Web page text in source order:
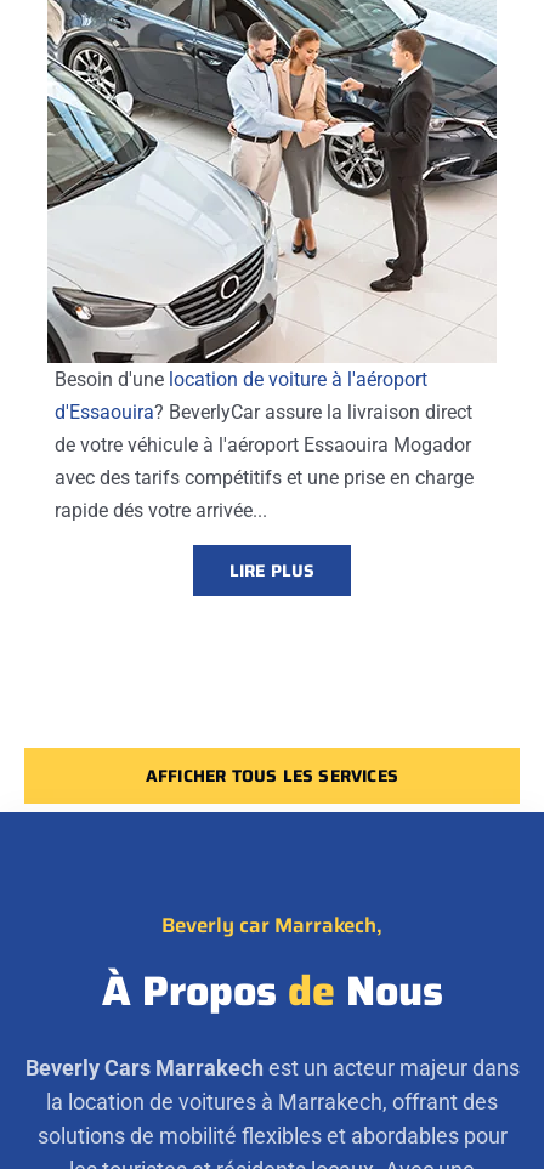
Besoin d'une location de voiture à l'aéroport
d'Essaouira? BeverlyCar assure la livraison direct
de votre véhicule à l'aéroport Essaouira Mogador
avec des tarifs compétitifs et une prise en charge
rapide dés votre arrivée...
LIRE PLUS
AFFICHER TOUS LES SERVICES
Beverly car Marrakech,
À Propos de Nous
Beverly Cars Marrakechest un acteur majeur dans
la location de voitures à Marrakech, offrant des
solutions de mobilité flexibles et abordables pour